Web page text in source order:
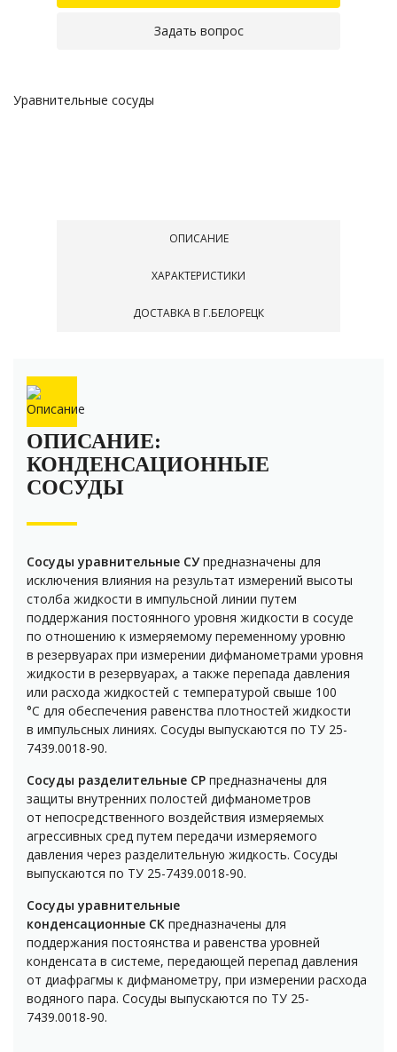
Задать вопрос
Уравнительные сосуды
ОПИСАНИЕ
ХАРАКТЕРИСТИКИ
ДОСТАВКА В Г.БЕЛОРЕЦК
ОПИСАНИЕ:
КОНДЕНСАЦИОННЫЕ
СОСУДЫ
Сосуды уравнительные СУпредназначены для
исключения влияния на результат измерений высоты
столба жидкости в импульсной линии путем
поддержания постоянного уровня жидкости в сосуде
по отношению к измеряемому переменному уровню
в резервуарах при измерении дифманометрами уровня
жидкости в резервуарах, а также перепада давления
или расхода жидкостей с температурой свыше 100
°С для обеспечения равенства плотностей жидкости
в импульсных линиях. Сосуды выпускаются по ТУ 25-
7439.0018-90.
Сосуды разделительные СР предназначены для
защиты внутренних полостей дифманометров
от непосредственного воздействия измеряемых
агрессивных сред путем передачи измеряемого
давления через разделительную жидкость. Сосуды
выпускаются по ТУ 25-7439.0018-90.
Сосуды уравнительные
конденсационные СК предназначены для
поддержания постоянства и равенства уровней
конденсата в системе, передающей перепад давления
от диафрагмы к дифманометру, при измерении расхода
водяного пара. Сосуды выпускаются по ТУ 25-
7439.0018-90.